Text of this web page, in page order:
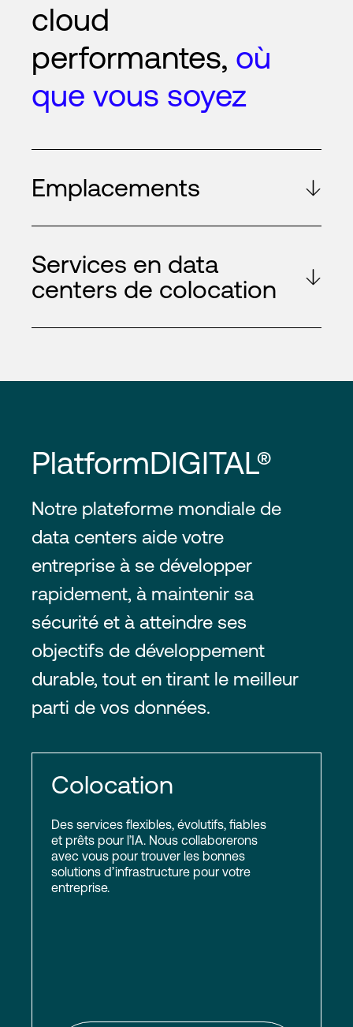
cloud
performantes, où
que vous soyez
Emplacements
Services en data
centers de colocation
PlatformDIGITAL®
Notre plateforme mondiale de
data centers aide votre
entreprise à se développer
rapidement, à maintenir sa
sécurité et à atteindre ses
objectifs de développement
durable, tout en tirant le meilleur
parti de vos données.
Colocation
Des services flexibles, évolutifs, fiables
et prêts pour l’IA. Nous collaborerons
avec vous pour trouver les bonnes
solutions d’infrastructure pour votre
entreprise.